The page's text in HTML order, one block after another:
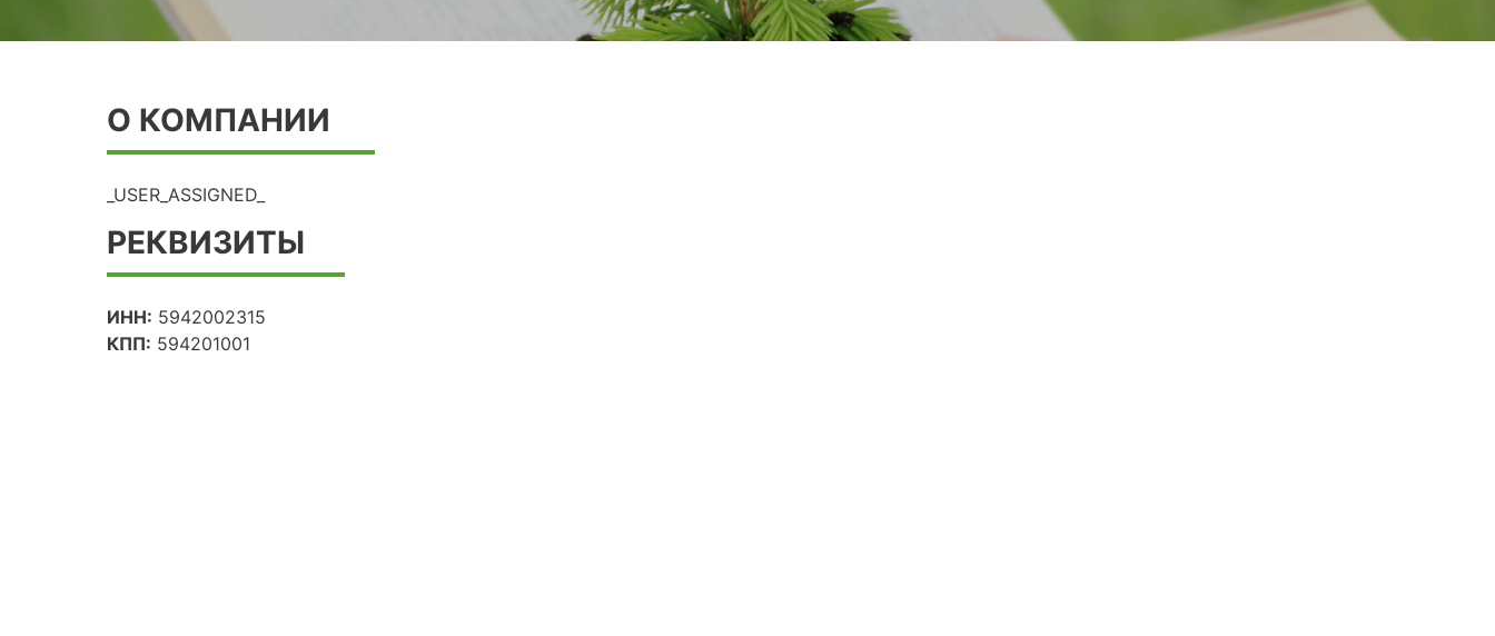
О КОМПАНИИ
_USER_ASSIGNED_
РЕКВИЗИТЫ
ИНН: 5942002315
КПП: 594201001